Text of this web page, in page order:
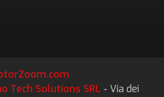
Tech Solutions SRL - Via dei